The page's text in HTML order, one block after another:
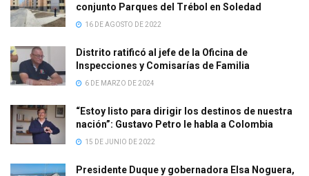
conjunto Parques del Trébol en Soledad
16 DE AGOSTO DE 2022
Distrito ratificó al jefe de la Oficina de
Inspecciones y Comisarías de Familia
6 DE MARZO DE 2024
“Estoy listo para dirigir los destinos de nuestra
nación”: Gustavo Petro le habla a Colombia
15 DE JUNIO DE 2022
Presidente Duque y gobernadora Elsa Noguera,